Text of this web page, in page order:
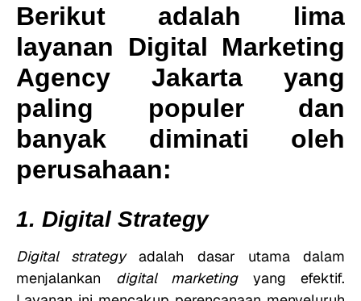
Berikut adalah lima
layanan Digital Marketing
Agency Jakarta yang
paling populer dan
banyak diminati oleh
perusahaan:
1. Digital Strategy
Digital strategyadalah dasar utama dalam
menjalankan digital marketingyang efektif.